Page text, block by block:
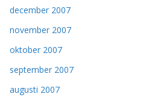
december 2007
november 2007
oktober 2007
september 2007
augusti 2007